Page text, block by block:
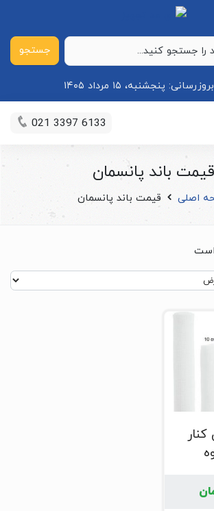
جستجو
پنجشنبه، ۱۵ مرداد ۱۴۰۵
021 3397 6133
قیمت باند پانسمان
اصلی قیمت باند پانسمان